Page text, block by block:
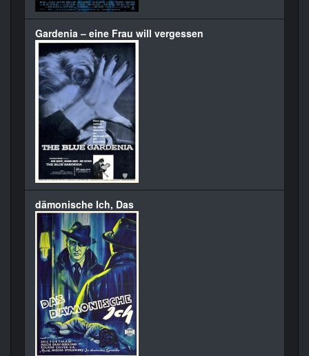
Gardenia – eine Frau will vergessen
dämonische Ich, Das